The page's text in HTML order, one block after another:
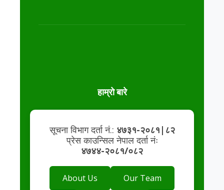
हाम्रो बारे
सूचना विभाग दर्ता नं.: ४७३१-२०८१|८२
प्रेस काउन्सिल नेपाल दर्ता नंः
४७४४-२०८१/०८२
About Us Our Team